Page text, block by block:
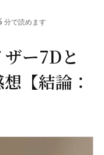
分で読めます
ザー7Dと
【結論：